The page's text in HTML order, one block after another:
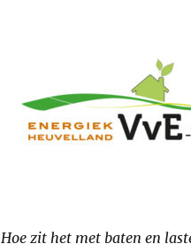
Hoe zit het met baten en